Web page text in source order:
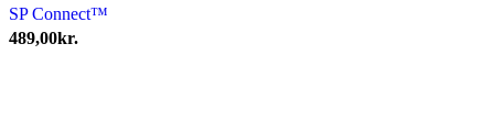
SP Connect™
489,00kr.